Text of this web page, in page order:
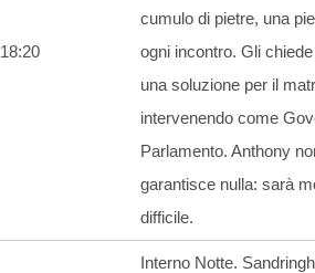
18:20
cumulo di pietre, una
ogni incontro. Gli
una soluzione per il
intervenendo come
Parlamento. Anthony
garantisce nulla: sarà
difficile.
Interno Notte.